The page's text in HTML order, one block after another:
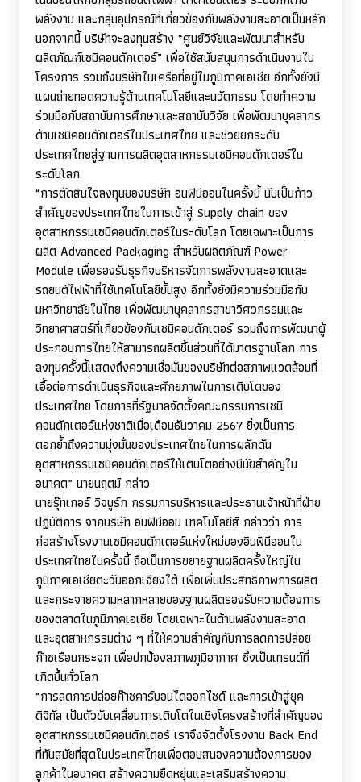
พลังงาน และกลุ่มอุปกรณ์ที่เกี่ยวข้องกับพลังงานสะอาดเป็นหลัก
นอกจากนี้ บริษัทจะลงทุนสร้าง “ศูนย์วิจัยและพัฒนาสำหรับ
ผลิตภัณฑ์เซมิคอนดักเตอร์” เพื่อใช้สนับสนุนการดำเนินงานใน
โครงการ รวมถึงบริษัทในเครือที่อยู่ในภูมิภาคเอเชีย อีกทั้งยังมี
แผนถ่ายทอดความรู้ด้านเทคโนโลยีและนวัตกรรม โดยทำความ
ร่วมมือกับสถาบันการศึกษาและสถาบันวิจัย เพื่อพัฒนาบุคลากร
ด้านเซมิคอนดักเตอร์ในประเทศไทย และช่วยยกระดับ
ประเทศไทยสู่ฐานการผลิตอุตสาหกรรมเซมิคอนดักเตอร์ใน
ระดับโลก
“การตัดสินใจลงทุนของบริษัท อินฟินีออนในครั้งนี้ นับเป็นก้าว
สำคัญของประเทศไทยในการเข้าสู่ Supply chain ของ
อุตสาหกรรมเซมิคอนดักเตอร์ในระดับโลก โดยเฉพาะเป็นการ
ผลิต Advanced Packaging สำหรับผลิตภัณฑ์Power
Module เพื่อรองรับธุรกิจบริหารจัดการพลังงานสะอาดและ
รถยนต์ไฟฟ้าที่ใช้เทคโนโลยีขั้นสูง อีกทั้งยังมีความร่วมมือกับ
มหาวิทยาลัยในไทย เพื่อพัฒนาบุคลากรสาขาวิศวกรรมและ
วิทยาศาสตร์ที่เกี่ยวข้องกับเซมิคอนดักเตอร์ รวมถึงการพัฒนาผู้
ประกอบการไทยให้สามารถผลิตชิ้นส่วนที่ได้มาตรฐานโลก การ
ลงทุนครั้งนี้แสดงถึงความเชื่อมั่นของบริษัทต่อสภาพแวดล้อมที่
เอื้อต่อการดำเนินธุรกิจและศักยภาพในการเติบโตของ
ประเทศไทย โดยการที่รัฐบาลจัดตั้งคณะกรรมการเซมิ
คอนดักเตอร์แห่งชาติเมื่อเดือนธันวาคม 2567 ยิ่งเป็นการ
ตอกย้ำถึงความมุ่งมั่นของประเทศไทยในการผลักดัน
อุตสาหกรรมเซมิคอนดักเตอร์ให้เติบโตอย่างมีนัยสำคัญใน
อนาคต” นายนฤตม์ กล่าว
นายรุ๊ทเกอร์ วิจบูร์ก กรรมการบริหารและประธานเจ้าหน้าที่ฝ่าย
ปฏิบัติการ จากบริษัท อินฟินีออน เทคโนโลยีส์ กล่าวว่า การ
ก่อสร้างโรงงานเซมิคอนดักเตอร์แห่งใหม่ของอินฟินีออนใน
ประเทศไทยในครั้งนี้ ถือเป็นการขยายฐานผลิตครั้งใหญ่ใน
ภูมิภาคเอเชียตะวันออกเฉียงใต้ เพื่อเพิ่มประสิทธิภาพการผลิต
และกระจายความหลากหลายของฐานผลิตรองรับความต้องการ
ของตลาดในภูมิภาคเอเชีย โดยเฉพาะในด้านพลังงานสะอาด
และอุตสาหกรรมต่าง ๆ ที่ให้ความสำคัญกับการลดการปล่อย
ก๊าซเรือนกระจก เพื่อปกป้องสภาพภูมิอากาศ ซึ่งเป็นเทรนด์ที่
เกิดขึ้นทั่วโลก
“การลดการปล่อยก๊าซคาร์บอนไดออกไซด์ และการเข้าสู่ยุค
ดิจิทัล เป็นตัวขับเคลื่อนการเติบโตในเชิงโครงสร้างที่สำคัญของ
อุตสาหกรรมเซมิคอนดักเตอร์ เราจึงจัดตั้งโรงงาน Back End
ที่ทันสมัยที่สุดในประเทศไทยเพื่อตอบสนองความต้องการของ
ลูกค้าในอนาคต สร้างความยืดหยุ่นและเสริมสร้างความ